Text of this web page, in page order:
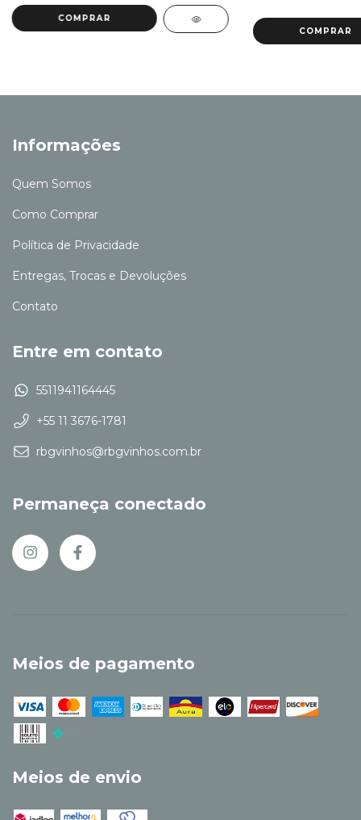
Informações
Quem Somos
Como Comprar
Política de Privacidade
Entregas, Trocas e Devoluções
Contato
Entre em contato
5511941164445
+55 11 3676-1781
rbgvinhos@rbgvinhos.com.br
Permaneça conectado
Meios de pagamento
Meios de envio